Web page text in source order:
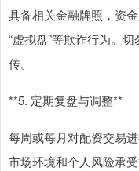
具备相关金融牌照，资
“虚拟盘”等欺诈行为。切
传。
**5. 定期复盘与调整**
每周或每月对配资交易
市场环境和个人风险承